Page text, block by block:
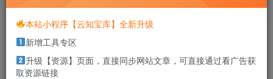
本站部分资源打包为压缩包以方便分享，涉及较多
解压密码，如果你下载的资源需要解压密码，请点
击解压密码查看
本站小程序【云知宝库】全新升级
新增工具专区
升级【资源】页面，直接同步网站文章，可直接通过看广告获
取资源链接